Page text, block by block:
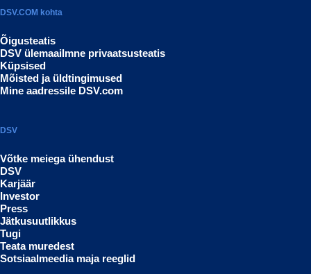
DSV.COM kohta
Õigusteatis
DSV ülemaailmne privaatsusteatis
Küpsised
Mõisted ja üldtingimused
Mine aadressile DSV.com
DSV
Võtke meiega ühendust
DSV
Karjäär
Investor
Press
Jätkusuutlikkus
Tugi
Teata muredest
Sotsiaalmeedia maja reeglid